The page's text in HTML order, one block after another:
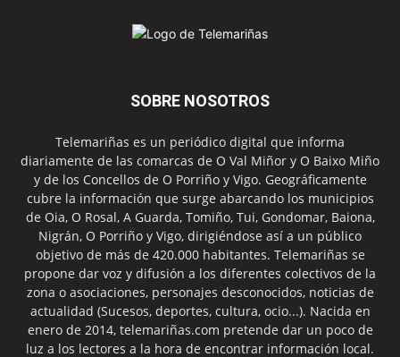
SOBRE NOSOTROS
Telemariñas es un periódico digital que informa
diariamente de las comarcas de O Val Miñor y O Baixo Miño
y de los Concellos de O Porriño y Vigo. Geográficamente
cubre la información que surge abarcando los municipios
de Oia, O Rosal, A Guarda, Tomiño, Tui, Gondomar, Baiona,
Nigrán, O Porriño y Vigo, dirigiéndose así a un público
objetivo de más de 420.000 habitantes. Telemariñas se
propone dar voz y difusión a los diferentes colectivos de la
zona o asociaciones, personajes desconocidos, noticias de
actualidad (Sucesos, deportes, cultura, ocio...). Nacida en
enero de 2014, telemariñas.com pretende dar un poco de
luz a los lectores a la hora de encontrar información local.